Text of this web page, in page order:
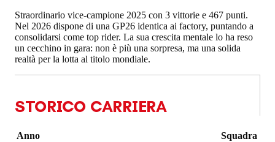
Straordinario vice-campione 2025 con 3 vittorie e 467 punti.
Nel 2026 dispone di una GP26 identica ai factory, puntando a
consolidarsi come top rider. La sua crescita mentale lo ha reso
un cecchino in gara: non è più una sorpresa, ma una solida
realtà per la lotta al titolo mondiale.
STORICO CARRIERA
Anno Squadra